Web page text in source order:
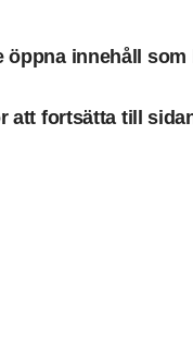
öppna innehåll
att fortsätta till